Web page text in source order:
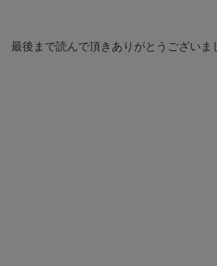
最後まで読んで頂きありがとうございま